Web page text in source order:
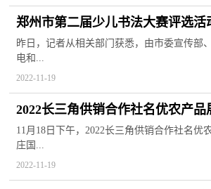
郑州市第二届少儿书法大赛评选活
作品进入终评
昨日，记者从相关部门获悉，由市委宣传部
电和...
2022-11-19
2022长三角供销合作社名优农产品
超450家企业参与
11月18日下午，2022长三角供销合作社名优
庄国...
2022-11-19